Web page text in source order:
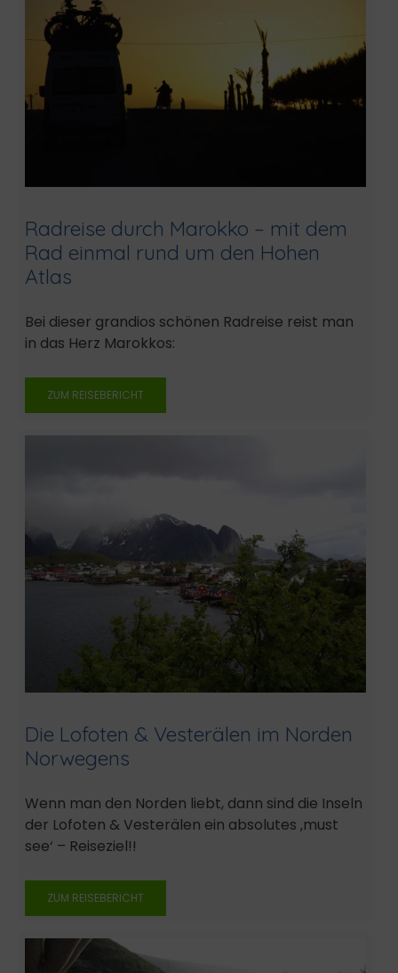
Radreise durch Marokko – mit dem
Rad einmal rund um den Hohen
Atlas
Bei dieser grandios schönen Radreise reist man
in das Herz Marokkos:
ZUM REISEBERICHT
Die Lofoten & Vesterälen im Norden
Norwegens
Wenn man den Norden liebt, dann sind die Inseln
der Lofoten & Vesterälen ein absolutes ‚must
see‘ – Reiseziel!!
ZUM REISEBERICHT